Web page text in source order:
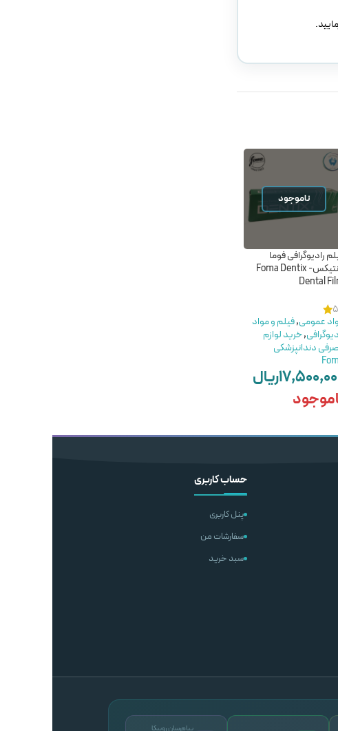
ناموجود
رادیوگرافی فوما
دنتیکس- Foma Dentix
Dental
عمومی,فیلم و مواد
,خرید لوازم
دندانپزشکی
ریال
بیشتر اطلاعات بیشتر
حساب کاربری
پنل کاربری
سفارشات من
سبد خرید
پیام‌رسان روبیکا